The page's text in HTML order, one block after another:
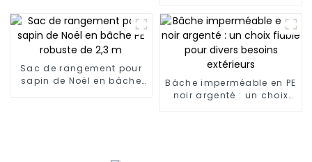
résistante aux UV
Sac de rangement pour
sapin de Noël en bâche
Bâche imperméable en PE
noir argenté : un choix